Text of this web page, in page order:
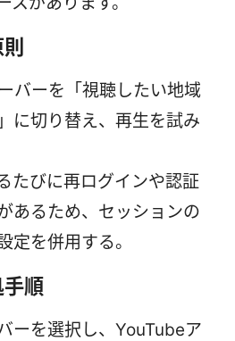
バーを「視聴したい地域
に切り替え、再生を試み
たびに再ログインや認証
あるため、セッションの
定を併用する。
順
ーを選択し、YouTubeア